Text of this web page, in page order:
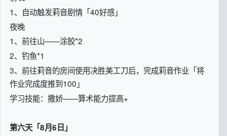
1、自动触发莉音剧情「40好感」
夜晚
1、前往山——涂胶*2
2、钓鱼*1
3、前往莉音的房间使用决胜美工刀后，完成莉音作业「将
作业完成度推到100」
学习技能：撒娇——算术能力提高+
第六天「8月6日」